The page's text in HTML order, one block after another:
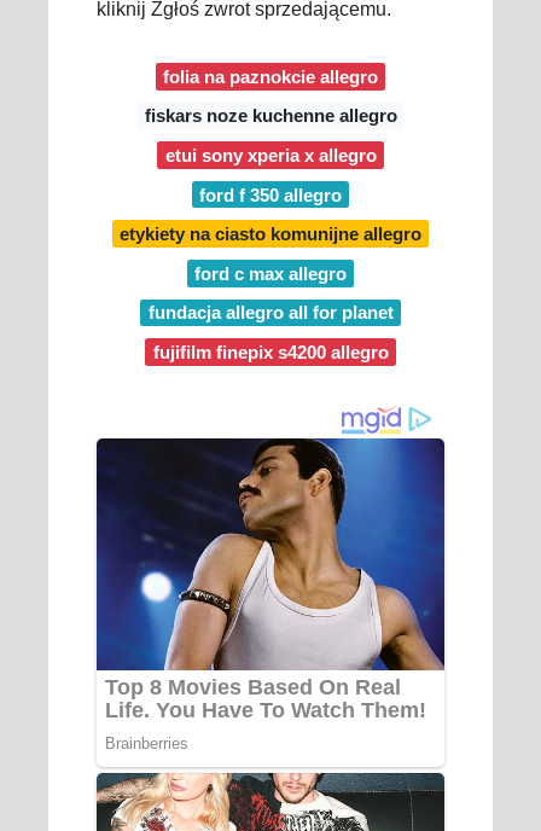
kliknij Zgłoś zwrot sprzedającemu.
folia na paznokcie allegro
fiskars noze kuchenne allegro
etui sony xperia x allegro
ford f 350 allegro
etykiety na ciasto komunijne allegro
ford c max allegro
fundacja allegro all for planet
fujifilm finepix s4200 allegro